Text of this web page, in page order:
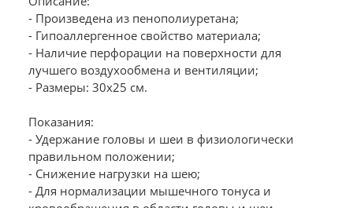
- Произведена из пенополиуретана;
- Гипоаллергенное свойство материала;
- Наличие перфорации на поверхности для
лучшего воздухообмена и вентиляции;
- Размеры: 30х25 см.
Показания:
- Удержание головы и шеи в физиологически
правильном положении;
- Снижение нагрузки на шею;
- Для нормализации мышечного тонуса и